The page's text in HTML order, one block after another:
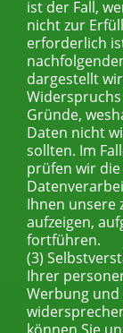
ist der Fall,
nicht zur
erforderlich
dargestellt
Gründe,
Daten nicht
sollten. Im
prüfen wir
Ihnen unsere
aufzeigen,
fortführen.
(3)
Ihrer
Werbung